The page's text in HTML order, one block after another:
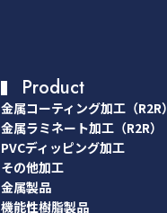
Product
金属コーティング加工（R2R）
金属コーティング加工（R2R）
金属ラミネート加工（R2R）
金属ラミネート加工（R2R）
PVCディッピング加工
PVCディッピング加工
その他加工
その他加工
金属製品
金属製品
機能性樹脂製品